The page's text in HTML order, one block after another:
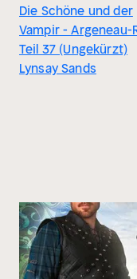
Die Schöne und der
Vampir - Argeneau-
Teil 37 (Ungekürzt)
Lynsay Sands